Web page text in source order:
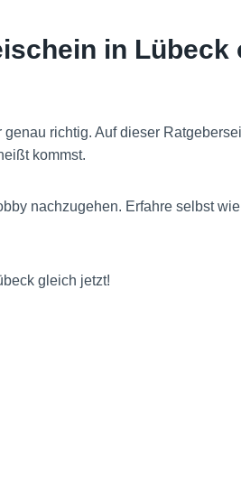
in Lübeck
richtig. Auf dieser
kommst.
nachzugehen. Erfahre selbst
gleich jetzt!